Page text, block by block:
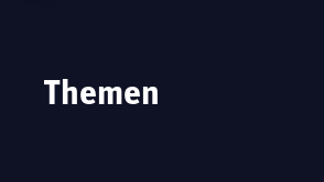
Themen